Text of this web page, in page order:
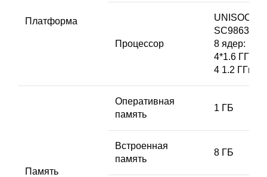
Платформа
Процессор
UNISOC
SC9863A,
8 ядер:
4*1.6 ГГц+
4 1.2 ГГц
Память
Оперативная
память
1 ГБ
Встроенная
память
8 ГБ